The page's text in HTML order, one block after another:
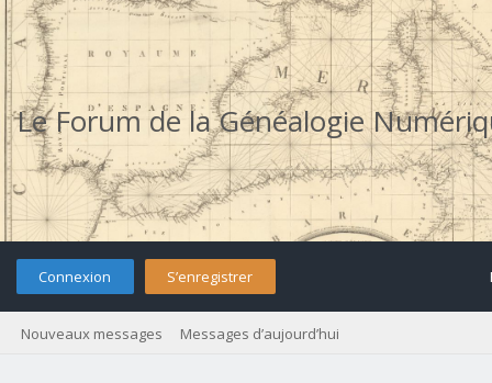
Le Forum de la Généalogie
Connexion S’enregistrer
Nouveaux messages Messages d’aujourd’hui